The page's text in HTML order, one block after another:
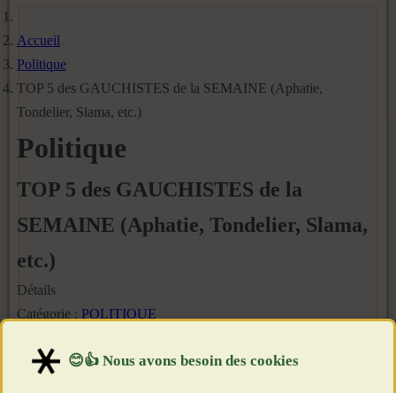
Accueil
Politique
TOP 5 des GAUCHISTES de la SEMAINE (Aphatie,
Tondelier, Slama, etc.)
Politique
TOP 5 des GAUCHISTES de la
SEMAINE (Aphatie, Tondelier, Slama,
etc.)
Détails
Catégorie : POLITIQUE
Création : 9 Mars 2025